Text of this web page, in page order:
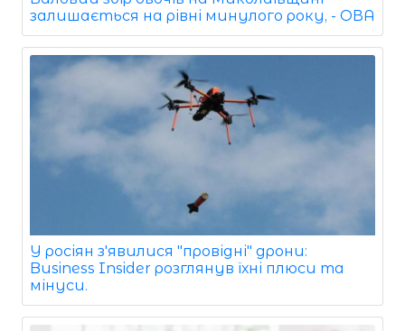
залишається на рівні минулого року, - ОВА
У росіян з'явилися "провідні" дрони:
Business Insider розглянув їхні плюси та
мінуси.